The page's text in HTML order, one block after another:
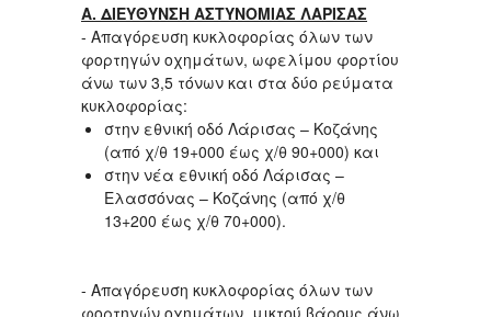
Α. ΔΙΕΥΘΥΝΣΗ ΑΣΤΥΝΟΜΙΑΣ ΛΑΡΙΣΑΣ
- Απαγόρευση κυκλοφορίας όλων των
φορτηγών οχημάτων, ωφελίμου φορτίου
άνω των 3,5 τόνων και στα δύο ρεύματα
κυκλοφορίας:
στην εθνική οδό Λάρισας – Κοζάνης
(από χ/θ 19+000 έως χ/θ 90+000) και
στην νέα εθνική οδό Λάρισας –
Ελασσόνας – Κοζάνης (από χ/θ
13+200 έως χ/θ 70+000).
- Απαγόρευση κυκλοφορίας όλων των
φορτηγών οχημάτων, μικτού βάρους άνω